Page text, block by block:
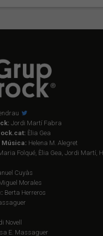
Jordi Martí Fabra
Èlia Gea
Música: Helena M. Alegret
Folqué, Èlia Gea, Jordi Martí,
Cuyàs
Morales
Berta Herreros
Novell
E. Massaguer